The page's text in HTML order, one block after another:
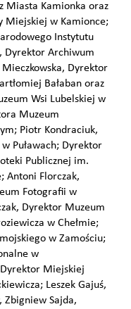
Miasta Kamionka oraz
Miejskiej w Kamionce;
Instytutu
Dyrektor Archiwum
Dyrektor
Bałaban oraz
Wsi Lubelskiej w
Muzeum
Piotr Kondraciuk,
Puławach; Dyrektor
Publicznej im.
Antoni Florczak,
Fotografii w
Dyrektor Muzeum
w Chełmie;
w Zamościu;
w
Miejskiej
Leszek Gajuś,
Zbigniew Sajda,